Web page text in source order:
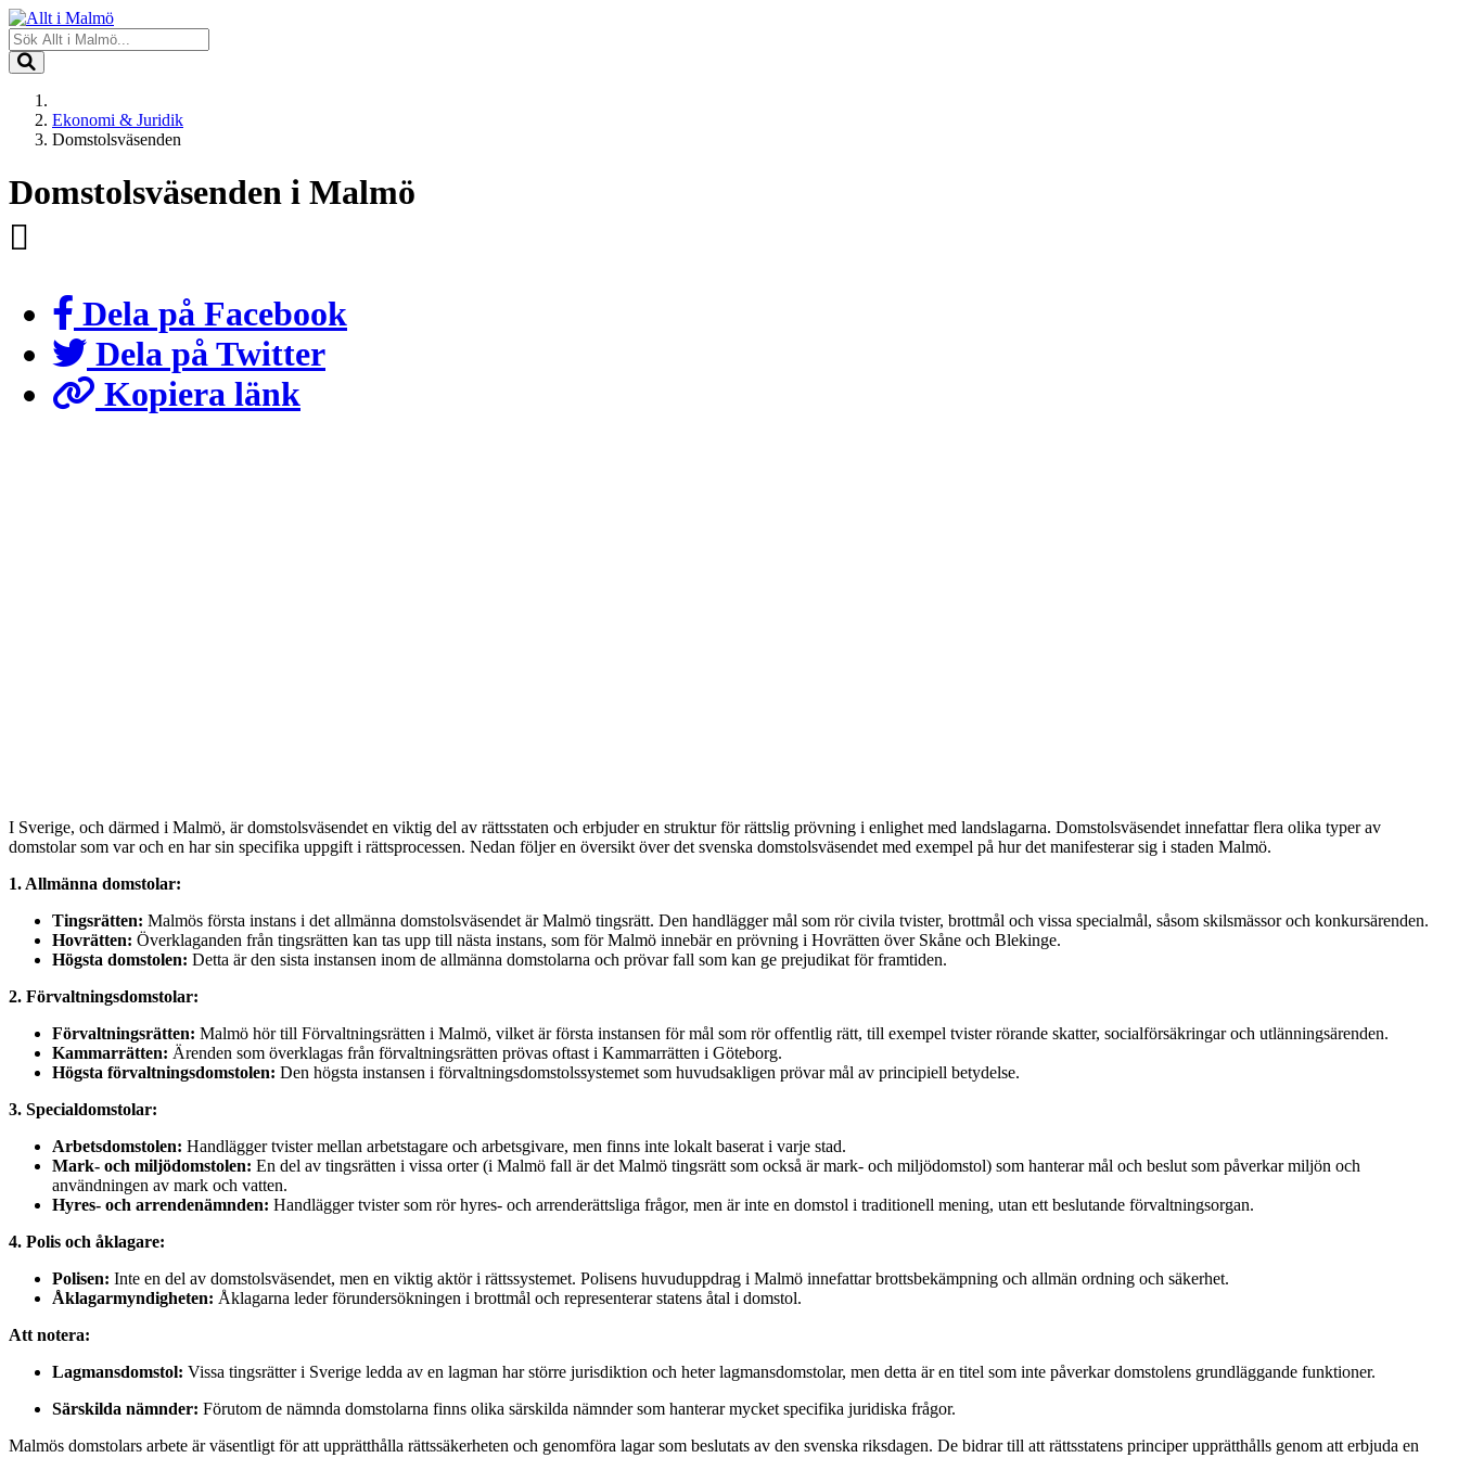
Ekonomi & Juridik
Domstolsväsenden
Domstolsväsenden i Malmö
Dela på Facebook
Dela på Twitter
Kopiera länk
I Sverige, och därmed i Malmö, är domstolsväsendet en viktig del av rättsstaten och erbjuder en struktur för rättslig prövning i enlighet med landslagarna. Domstolsväsendet innefattar flera olika typer av
domstolar som var och en har sin specifika uppgift i rättsprocessen. Nedan följer en översikt över det svenska domstolsväsendet med exempel på hur det manifesterar sig i staden Malmö.
1. Allmänna domstolar:
Tingsrätten: Malmös första instans i det allmänna domstolsväsendet är Malmö tingsrätt. Den handlägger mål som rör civila tvister, brottmål och vissa specialmål, såsom skilsmässor och konkursärenden.
Hovrätten: Överklaganden från tingsrätten kan tas upp till nästa instans, som för Malmö innebär en prövning i Hovrätten över Skåne och Blekinge.
Högsta domstolen: Detta är den sista instansen inom de allmänna domstolarna och prövar fall som kan ge prejudikat för framtiden.
2. Förvaltningsdomstolar:
Förvaltningsrätten: Malmö hör till Förvaltningsrätten i Malmö, vilket är första instansen för mål som rör offentlig rätt, till exempel tvister rörande skatter, socialförsäkringar och utlänningsärenden.
Kammarrätten: Ärenden som överklagas från förvaltningsrätten prövas oftast i Kammarrätten i Göteborg.
Högsta förvaltningsdomstolen: Den högsta instansen i förvaltningsdomstolssystemet som huvudsakligen prövar mål av principiell betydelse.
3. Specialdomstolar:
Arbetsdomstolen: Handlägger tvister mellan arbetstagare och arbetsgivare, men finns inte lokalt baserat i varje stad.
Mark- och miljödomstolen: En del av tingsrätten i vissa orter (i Malmö fall är det Malmö tingsrätt som också är mark- och miljödomstol) som hanterar mål och beslut som påverkar miljön och
användningen av mark och vatten.
Hyres- och arrendenämnden: Handlägger tvister som rör hyres- och arrenderättsliga frågor, men är inte en domstol i traditionell mening, utan ett beslutande förvaltningsorgan.
4. Polis och åklagare:
Polisen: Inte en del av domstolsväsendet, men en viktig aktör i rättssystemet. Polisens huvuduppdrag i Malmö innefattar brottsbekämpning och allmän ordning och säkerhet.
Åklagarmyndigheten: Åklagarna leder förundersökningen i brottmål och representerar statens åtal i domstol.
Att notera:
Lagmansdomstol: Vissa tingsrätter i Sverige ledda av en lagman har större jurisdiktion och heter lagmansdomstolar, men detta är en titel som inte påverkar domstolens grundläggande funktioner.
Särskilda nämnder: Förutom de nämnda domstolarna finns olika särskilda nämnder som hanterar mycket specifika juridiska frågor.
Malmös domstolars arbete är väsentligt för att upprätthålla rättssäkerheten och genomföra lagar som beslutats av den svenska riksdagen. De bidrar till att rättsstatens principer upprätthålls genom att erbjuda en